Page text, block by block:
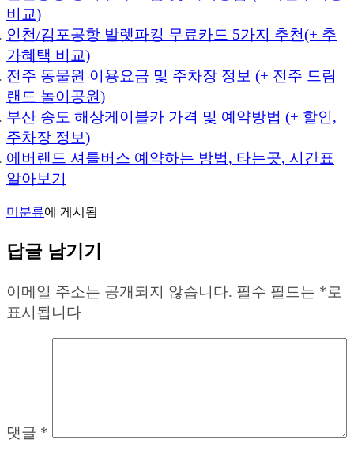
비교)
인천/김포공항 발렛파킹 무료카드 5가지 추천(+ 추
가혜택 비교)
전주 동물원 이용요금 및 주차장 정보 (+ 전주 드림
랜드 놀이공원)
부산 송도 해상케이블카 가격 및 예약방법 (+ 할인,
주차장 정보)
에버랜드 셔틀버스 예약하는 방법, 타는곳, 시간표
알아보기
미분류에 게시됨
답글 남기기
이메일 주소는 공개되지 않습니다. 필수 필드는 *로
표시됩니다
댓글 *